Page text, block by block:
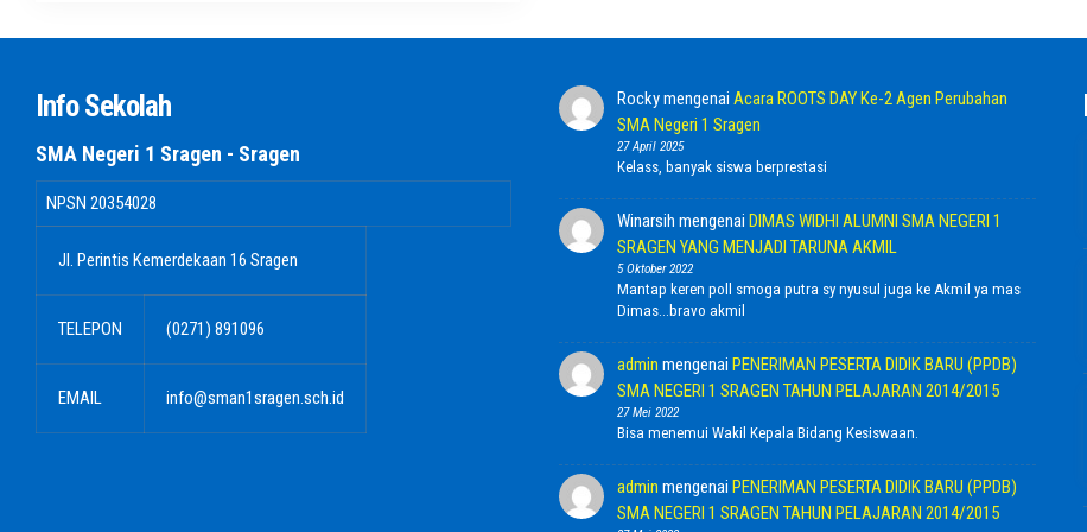
Info Sekolah
SMA Negeri 1 Sragen - Sragen
NPSN 20354028
Jl. Perintis Kemerdekaan 16 Sragen
TELEPON (0271) 891096
EMAIL info@sman1sragen.sch.id
RockymengenaiAcara ROOTS DAY Ke-2 Agen Perubahan
SMA Negeri 1 Sragen
27 April 2025
Kelass, banyak siswa berprestasi
Winarsih mengenaiDIMAS WIDHI ALUMNI SMA NEGERI 1
SRAGEN YANG MENJADI TARUNA AKMIL
5 Oktober 2022
Mantap keren poll smoga putra sy nyusul juga ke Akmil ya mas
Dimas...bravo akmil
admin mengenaiPENERIMAN PESERTA DIDIK BARU (PPDB)
SMA NEGERI 1 SRAGEN TAHUN PELAJARAN 2014/2015
27 Mei 2022
Bisa menemui Wakil Kepala Bidang Kesiswaan.
admin mengenaiPENERIMAN PESERTA DIDIK BARU (PPDB)
SMA NEGERI 1 SRAGEN TAHUN PELAJARAN 2014/2015